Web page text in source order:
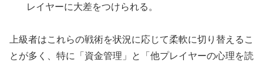
レイヤーに大差をつけられる。
上級者はこれらの戦術を状況に応じて柔軟に切り替えるこ
とが多く、特に「資金管理」と「他プレイヤーの心理を読